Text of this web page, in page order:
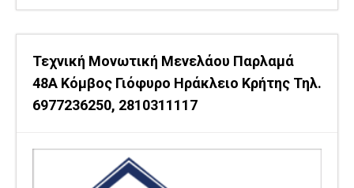
Τεχνική Μονωτική Μενελάου Παρλαμά
48Α Κόμβος Γιόφυρο Ηράκλειο Κρήτης Τηλ.
6977236250, 2810311117